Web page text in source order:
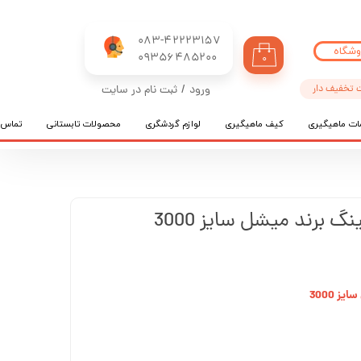
083-42223157
​​​​​​​09356485200
۰
ورود / ثبت نام در سایت
تغییر گذر واژه
ماهیگیری کیف ماهیگیری لوازم گردشگری محصولات تابستانی تماس
تخفیف دار
برند میشل سایز 3000
3000